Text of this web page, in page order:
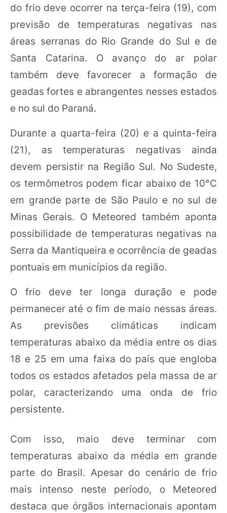
do frio deve ocorrer na terça-feira (19), com
previsão de temperaturas negativas nas
áreas serranas do Rio Grande do Sul e de
Santa Catarina. O avanço do ar polar
também deve favorecer a formação de
geadas fortes e abrangentes nesses estados
e no sul do Paraná.
Durante a quarta-feira (20) e a quinta-feira
(21), as temperaturas negativas ainda
devem persistir na Região Sul. No Sudeste,
os termômetros podem ficar abaixo de 10°C
em grande parte de São Paulo e no sul de
Minas Gerais. O Meteored também aponta
possibilidade de temperaturas negativas na
Serra da Mantiqueira e ocorrência de geadas
pontuais em municípios da região.
O frio deve ter longa duração e pode
permanecer até o fim de maio nessas áreas.
As previsões climáticas indicam
temperaturas abaixo da média entre os dias
18 e 25 em uma faixa do país que engloba
todos os estados afetados pela massa de ar
polar, caracterizando uma onda de frio
persistente.
Com isso, maio deve terminar com
temperaturas abaixo da média em grande
parte do Brasil. Apesar do cenário de frio
mais intenso neste período, o Meteored
destaca que órgãos internacionais apontam